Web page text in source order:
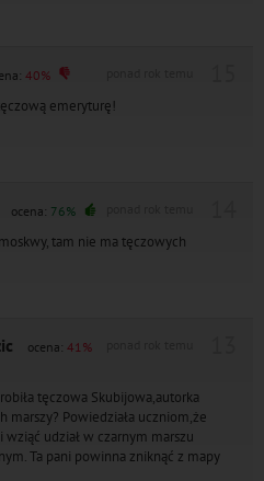
40%
emeryturę!
ocena: 76%
tam nie ma tęczowych
ocena: 41%
tęczowa Skubijowa,autorka
marszy? Powiedziała uczniom,że
wziąć udział w czarnym marszu
Ta pani powinna zniknąć z mapy